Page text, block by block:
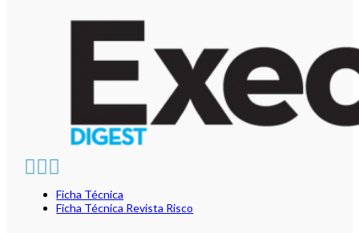
Ficha Técnica
Ficha Técnica Revista Risco